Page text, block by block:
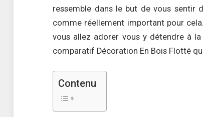
ressemble dans le but de vous sentir
comme réellement important pour
vous allez adorer vous y détendre à la
comparatif Décoration En Bois Flotté
Contenu